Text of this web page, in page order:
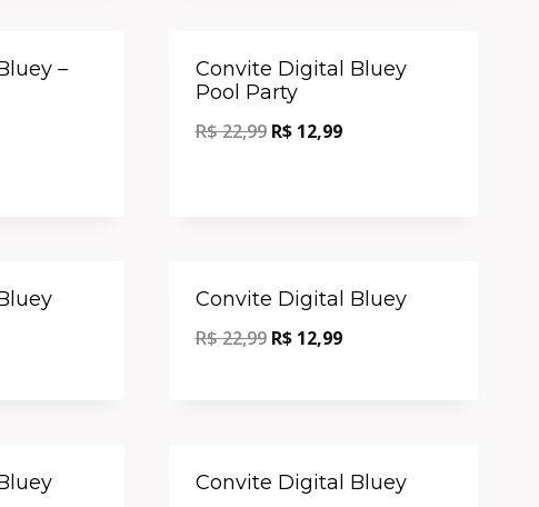
–
Convite Digital Bluey
Pool Party
R$22,99 R$12,99
Convite Digital Bluey
R$22,99 R$12,99
Convite Digital Bluey